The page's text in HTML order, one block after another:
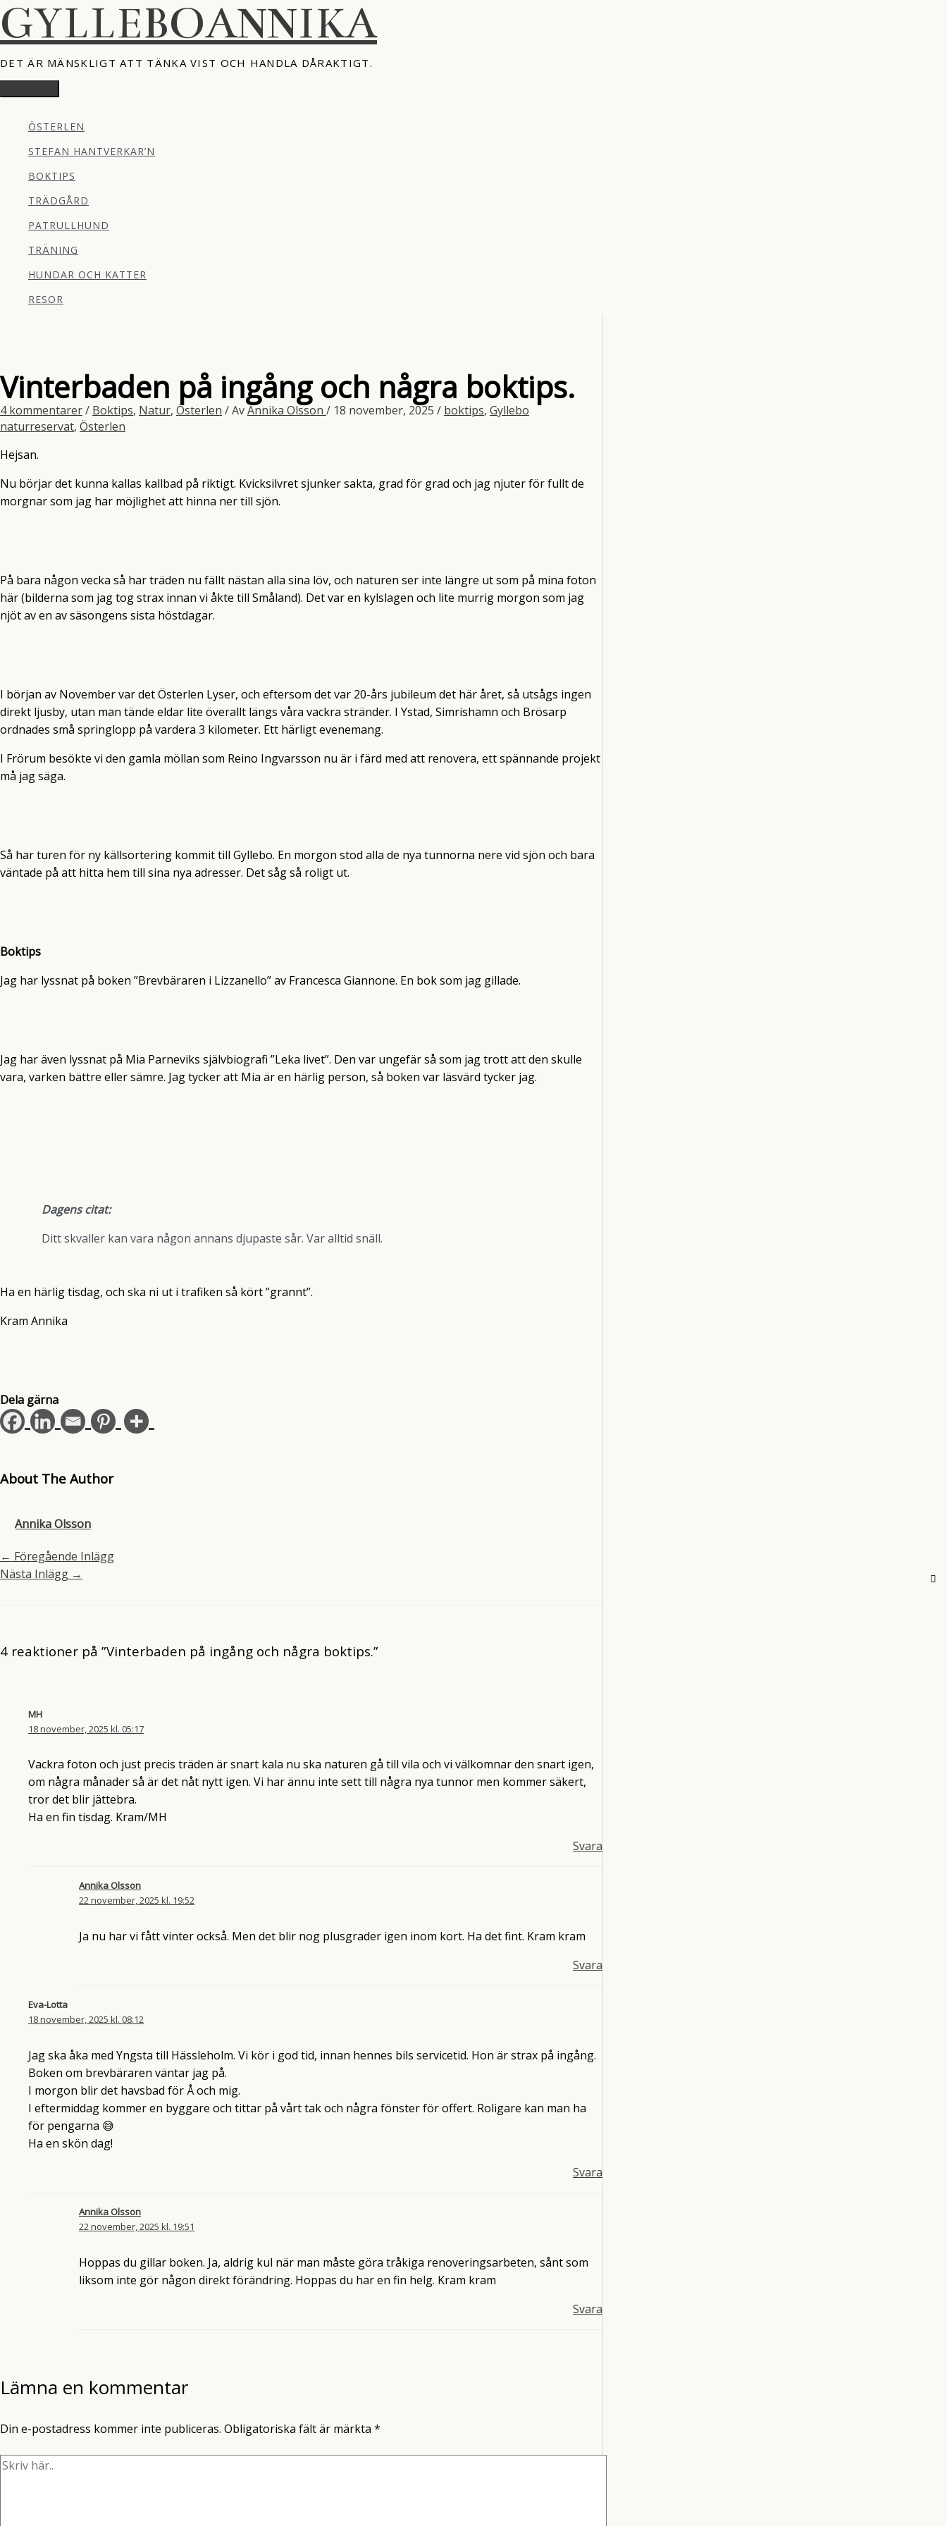
Hoppa
till
innehåll
GYLLEBOANNIKA
DET ÄR MÄNSKLIGT ATT TÄNKA VIST OCH HANDLA DÅRAKTIGT.
Huvudmeny
ÖSTERLEN
STEFAN HANTVERKAR’N
BOKTIPS
TRÄDGÅRD
PATRULLHUND
TRÄNING
HUNDAR OCH KATTER
RESOR
Vinterbaden på ingång och några boktips.
4 kommentarer/ Boktips, Natur, Österlen / AvAnnika Olsson / 18 november, 2025 / boktips, Gyllebo
naturreservat, Österlen
Hejsan.
Nu börjar det kunna kallas kallbad på riktigt. Kvicksilvret sjunker sakta, grad för grad och jag njuter för fullt de
morgnar som jag har möjlighet att hinna ner till sjön.
På bara någon vecka så har träden nu fällt nästan alla sina löv, och naturen ser inte längre ut som på mina foton
här (bilderna som jag tog strax innan vi åkte till Småland). Det var en kylslagen och lite murrig morgon som jag
njöt av en av säsongens sista höstdagar.
I början av November var det Österlen Lyser, och eftersom det var 20-års jubileum det här året, så utsågs ingen
direkt ljusby, utan man tände eldar lite överallt längs våra vackra stränder. I Ystad, Simrishamn och Brösarp
ordnades små springlopp på vardera 3 kilometer. Ett härligt evenemang.
I Frörum besökte vi den gamla möllan som Reino Ingvarsson nu är i färd med att renovera, ett spännande projekt
må jag säga.
Så har turen för ny källsortering kommit till Gyllebo. En morgon stod alla de nya tunnorna nere vid sjön och bara
väntade på att hitta hem till sina nya adresser. Det såg så roligt ut.
Boktips
Jag har lyssnat på boken ”Brevbäraren i Lizzanello” av Francesca Giannone. En bok som jag gillade.
Jag har även lyssnat på Mia Parneviks självbiografi ”Leka livet”. Den var ungefär så som jag trott att den skulle
vara, varken bättre eller sämre. Jag tycker att Mia är en härlig person, så boken var läsvärd tycker jag.
Dagens citat:
Ditt skvaller kan vara någon annans djupaste sår. Var alltid snäll.
Ha en härlig tisdag, och ska ni ut i trafiken så kört ”grannt”.
Kram Annika
Dela gärna
About The Author
Annika Olsson
← Föregående Inlägg
Nästa Inlägg →
4 reaktioner på ”Vinterbaden på ingång och några boktips.”
MH
18 november, 2025 kl. 05:17
Vackra foton och just precis träden är snart kala nu ska naturen gå till vila och vi välkomnar den snart igen,
om några månader så är det nåt nytt igen. Vi har ännu inte sett till några nya tunnor men kommer säkert,
tror det blir jättebra.
Ha en fin tisdag. Kram/MH
Svara
Annika Olsson
22 november, 2025 kl. 19:52
Ja nu har vi fått vinter också. Men det blir nog plusgrader igen inom kort. Ha det fint. Kram kram
Svara
Eva-Lotta
18 november, 2025 kl. 08:12
Jag ska åka med Yngsta till Hässleholm. Vi kör i god tid, innan hennes bils servicetid. Hon är strax på ingång.
Boken om brevbäraren väntar jag på.
I morgon blir det havsbad för Å och mig.
I eftermiddag kommer en byggare och tittar på vårt tak och några fönster för offert. Roligare kan man ha
för pengarna 😅
Ha en skön dag!
Svara
Annika Olsson
22 november, 2025 kl. 19:51
Hoppas du gillar boken. Ja, aldrig kul när man måste göra tråkiga renoveringsarbeten, sånt som
liksom inte gör någon direkt förändring. Hoppas du har en fin helg. Kram kram
Svara
Lämna en kommentar
Din e-postadress kommer inte publiceras. Obligatoriska fält är märkta *
Skriv